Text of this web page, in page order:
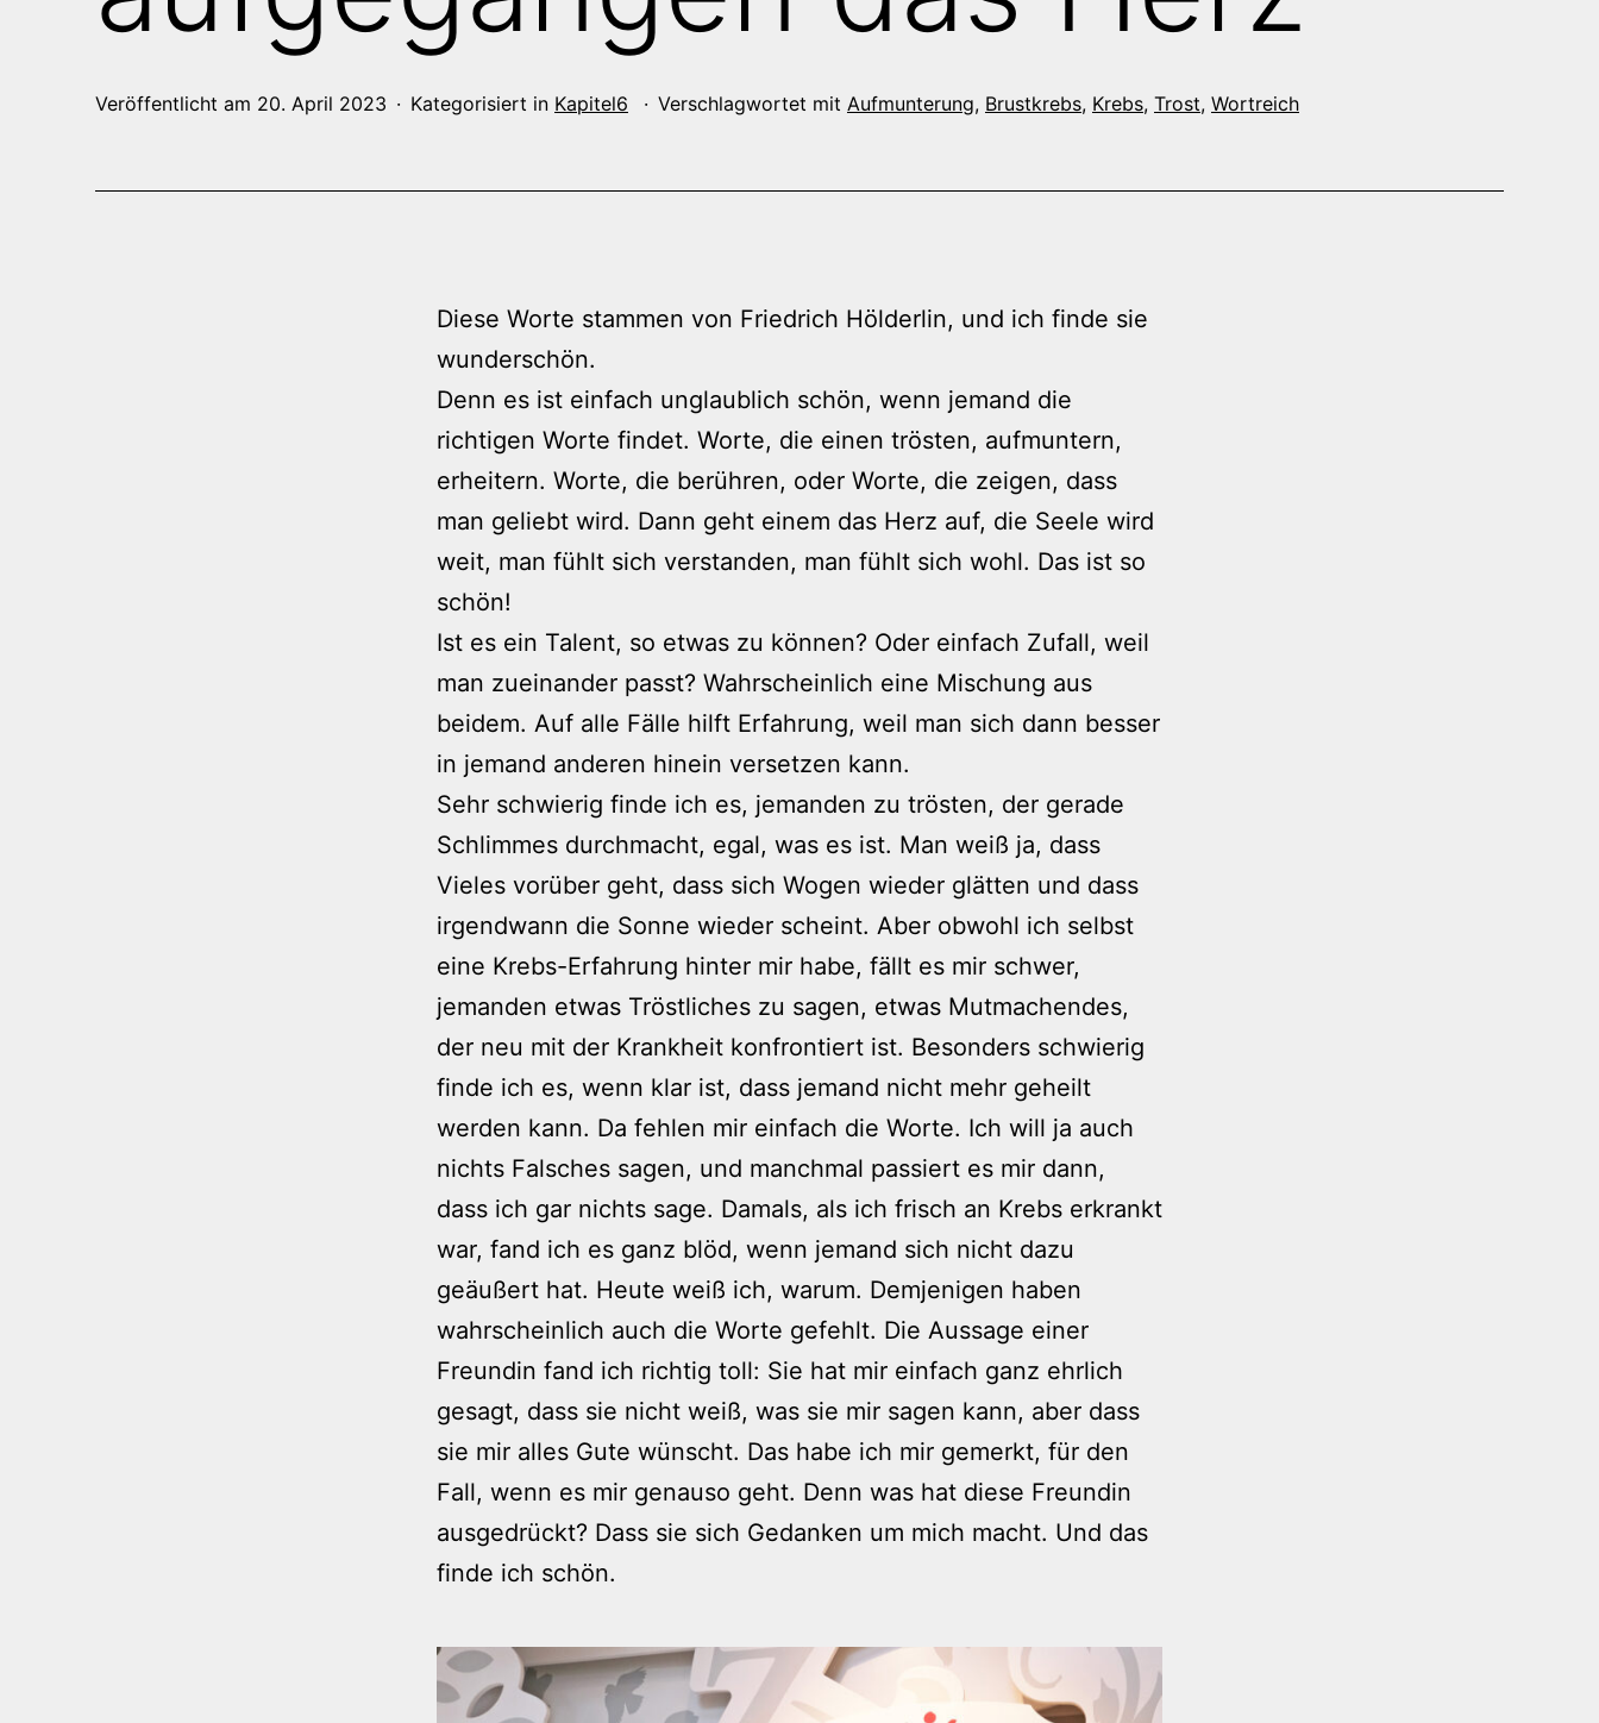
Veröffentlicht am 20. April 2023 Kategorisiert in Kapitel6 Verschlagwortet mit Aufmunterung, Brustkrebs, Krebs, Trost, Wortreich
Diese Worte stammen von Friedrich Hölderlin, und ich finde sie
wunderschön.
Denn es ist einfach unglaublich schön, wenn jemand die
richtigen Worte findet. Worte, die einen trösten, aufmuntern,
erheitern. Worte, die berühren, oder Worte, die zeigen, dass
man geliebt wird. Dann geht einem das Herz auf, die Seele wird
weit, man fühlt sich verstanden, man fühlt sich wohl. Das ist so
schön!
Ist es ein Talent, so etwas zu können? Oder einfach Zufall, weil
man zueinander passt? Wahrscheinlich eine Mischung aus
beidem. Auf alle Fälle hilft Erfahrung, weil man sich dann besser
in jemand anderen hinein versetzen kann.
Sehr schwierig finde ich es, jemanden zu trösten, der gerade
Schlimmes durchmacht, egal, was es ist. Man weiß ja, dass
Vieles vorüber geht, dass sich Wogen wieder glätten und dass
irgendwann die Sonne wieder scheint. Aber obwohl ich selbst
eine Krebs-Erfahrung hinter mir habe, fällt es mir schwer,
jemanden etwas Tröstliches zu sagen, etwas Mutmachendes,
der neu mit der Krankheit konfrontiert ist. Besonders schwierig
finde ich es, wenn klar ist, dass jemand nicht mehr geheilt
werden kann. Da fehlen mir einfach die Worte. Ich will ja auch
nichts Falsches sagen, und manchmal passiert es mir dann,
dass ich gar nichts sage. Damals, als ich frisch an Krebs erkrankt
war, fand ich es ganz blöd, wenn jemand sich nicht dazu
geäußert hat. Heute weiß ich, warum. Demjenigen haben
wahrscheinlich auch die Worte gefehlt. Die Aussage einer
Freundin fand ich richtig toll: Sie hat mir einfach ganz ehrlich
gesagt, dass sie nicht weiß, was sie mir sagen kann, aber dass
sie mir alles Gute wünscht. Das habe ich mir gemerkt, für den
Fall, wenn es mir genauso geht. Denn was hat diese Freundin
ausgedrückt? Dass sie sich Gedanken um mich macht. Und das
finde ich schön.